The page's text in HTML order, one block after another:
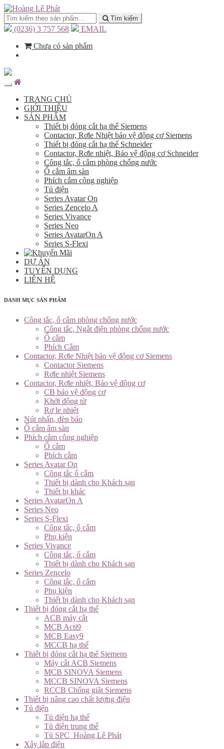
Tìm kiếm
(0236) 3 757 568
EMAIL
Chưa có sản phẩm
TRANG CHỦ
GIỚI THIỆU
SẢN PHẨM
Thiết bị đóng cắt hạ thế Siemens
Contactor, Rơle Nhiệt bảo vệ động cơ Siemens
Thiết bị đóng cắt hạ thế Schneider
Contactor, Rơle nhiệt, Bảo vệ động cơ Schneider
Công tắc, ổ cắm phòng chống nước
Ổ cắm âm sàn
Phích cắm công nghiệp
Tủ điện
Series Avatar On
Series Zencelo A
Series Vivance
Series Neo
Series AvatarOn A
Series S-Flexi
DỰ ÁN
TUYỂN DỤNG
LIÊN HỆ
DANH MỤC SẢN PHẨM
Công tắc, ổ cắm phòng chống nước
Công tắc, Ngắt điện phòng chống nước
Ổ cắm
Phích Cắm
Contactor, Rơle Nhiệt bảo vệ động cơ Siemens
Contactor Siemens
Rơle nhiệt Siemens
Contactor, Rơle nhiệt, Bảo vệ động cơ
CB bảo vệ động cơ
Khởi động từ
Rơ le nhiệt
Nút nhấn, đèn báo
Ổ cắm âm sàn
Phích cắm công nghiệp
Ổ cắm
Phích cắm
Series Avatar On
Công tắc ổ cắm
Thiết bị dành cho Khách sạn
Thiết bị khác
Series AvatarOn A
Series Neo
Series S-Flexi
Công tắc, ổ cắm
Phụ kiện
Series Vivance
Công tắc, ổ cắm
Thiết bị dành cho Khách sạn
Series Zencelo
Công tắc, ổ cắm
Phụ kiện
Thiết bị dành cho Khách sạn
Thiết bị đóng cắt hạ thế
ACB máy cắt
MCB Acti9
MCB Easy9
MCCB hạ thế
Thiết bị đóng cắt hạ thế Siemens
Máy cắt ACB Siemens
MCB SINOVA Siemens
MCCB SINOVA Siemens
RCCB Chống giật Siemens
Thiết bị nâng cao chất lượng điện
Tủ điện
Tủ điện hạ thế
Tủ điện trung thế
Tủ SPC_Hoàng Lê Phát
Xây lắp điện